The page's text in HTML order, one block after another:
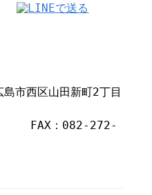
西区山田新町2丁目
FAX：082-272-